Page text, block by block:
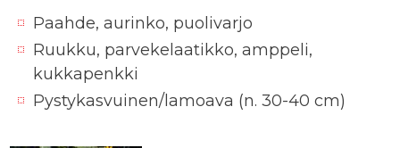
Paahde, aurinko, puolivarjo
Ruukku, parvekelaatikko, amppeli,
kukkapenkki
Pystykasvuinen/lamoava (n. 30-40 cm)